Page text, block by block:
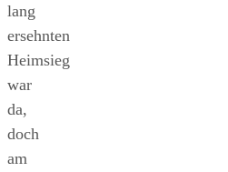
lang
ersehnten
Heimsieg
war
da,
doch
am